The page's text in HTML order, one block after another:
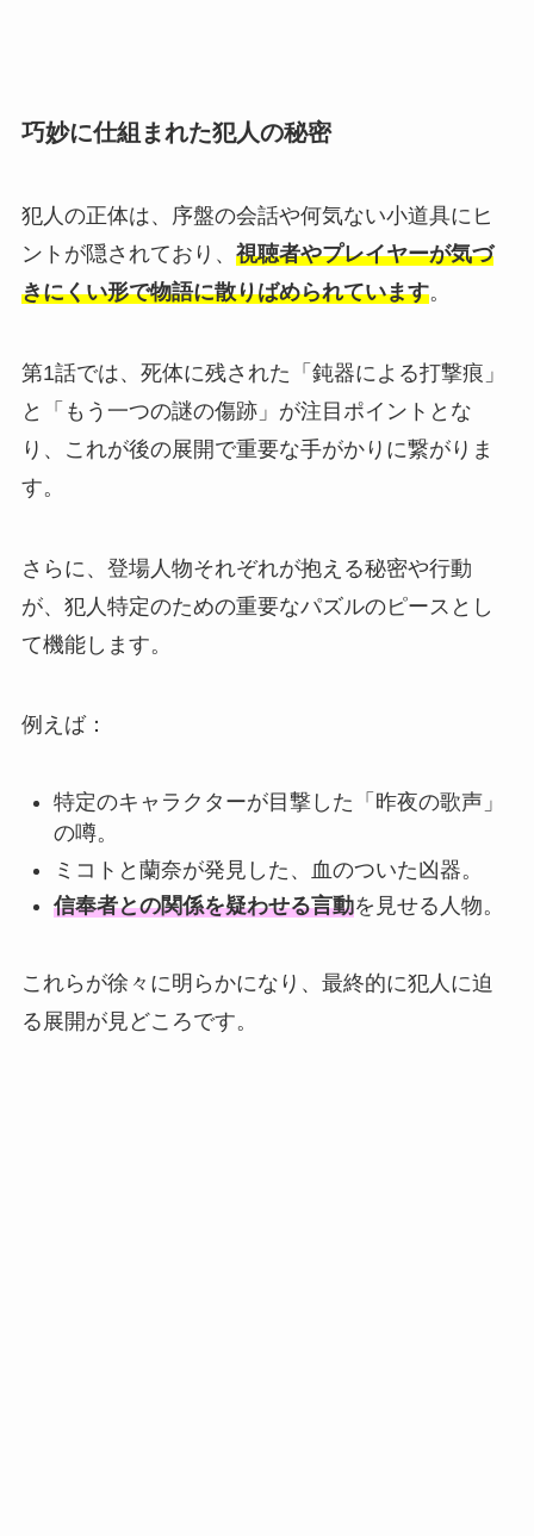
巧妙に仕組まれた犯人の秘密
犯人の正体は、序盤の会話や何気ない小道具にヒ
ントが隠されており、 視聴者やプレイヤーが気づ
きにくい形で物語に散りばめられています。
第1話では、死体に残された「鈍器による打撃痕」
と「もう一つの謎の傷跡」が注目ポイントとな
り、これが後の展開で重要な手がかりに繋がりま
す。
さらに、登場人物それぞれが抱える秘密や行動
が、犯人特定のための重要なパズルのピースとし
て機能します。
例えば：
特定のキャラクターが目撃した「昨夜の歌声」
の噂。
ミコトと蘭奈が発見した、血のついた凶器。
信奉者との関係を疑わせる言動を見せる人物。
これらが徐々に明らかになり、最終的に犯人に迫
る展開が見どころです。